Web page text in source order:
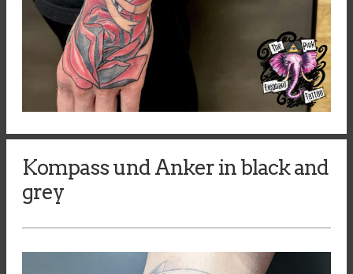
Kompass und Anker in black and
grey